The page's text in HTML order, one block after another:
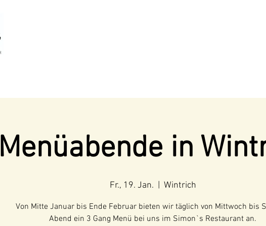
Menüabende in
Fr., 19. Jan. Wintrich
Von Mitte Januar bis Ende Februar bieten wir täglich von Mittwoch bis
Abend ein 3 Gang Menü bei uns im Simon`s Restaurant an.